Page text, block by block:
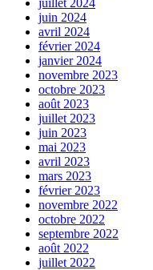
juin 2024
avril 2024
février 2024
janvier 2024
novembre 2023
octobre 2023
août 2023
juillet 2023
juin 2023
mai 2023
avril 2023
mars 2023
février 2023
novembre 2022
octobre 2022
septembre 2022
août 2022
juillet 2022